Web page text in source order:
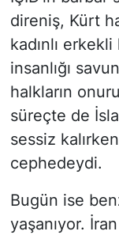
direniş, Kürt
kadınlı
insanlığı
halkların
süreçte de
sessiz
cephedeydi.
Bugün ise
yaşanıyor.